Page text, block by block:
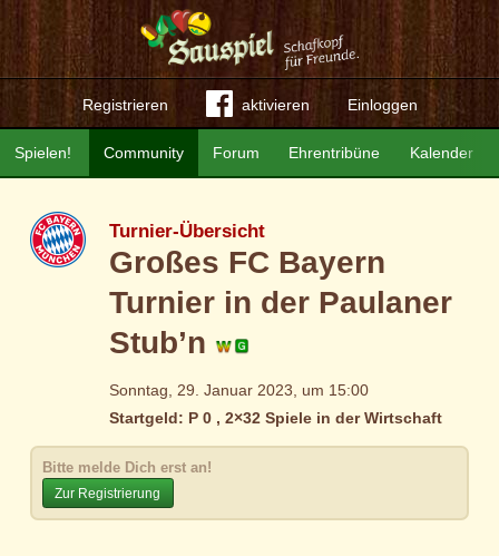
Registrieren aktivieren Einloggen
Community Forum Ehrentribüne Kalender
Spielen!
Turnier-Übersicht
Großes FC Bayern
Turnier in der Paulaner
Stub’n
Sonntag, 29. Januar 2023, um 15:00
Startgeld: P 0 , 2×32 Spiele in der Wirtschaft
Bitte melde Dich erst an!
Zur Registrierung